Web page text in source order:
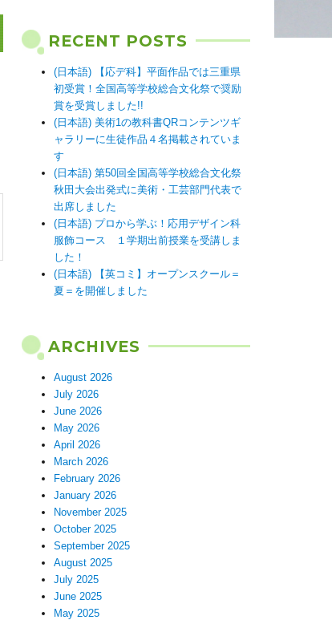
RECENT POSTS
(日本語) 【応デ科】平面作品では三重県
初受賞！全国高等学校総合文化祭で奨励
賞を受賞しました!!
(日本語) 美術1の教科書QRコンテンツギ
ャラリーに生徒作品４名掲載されていま
す
(日本語) 第50回全国高等学校総合文化祭
秋田大会出発式に美術・工芸部門代表で
出席しました
(日本語) プロから学ぶ！応用デザイン科
服飾コース １学期出前授業を受講しま
した！
(日本語) 【英コミ】オープンスクール＝
夏＝を開催しました
ARCHIVES
August 2026
July 2026
June 2026
May 2026
April 2026
March 2026
February 2026
January 2026
November 2025
October 2025
September 2025
August 2025
July 2025
June 2025
May 2025